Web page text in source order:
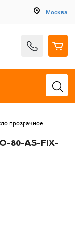
Москва
прозрачное
80-AS-FIX-